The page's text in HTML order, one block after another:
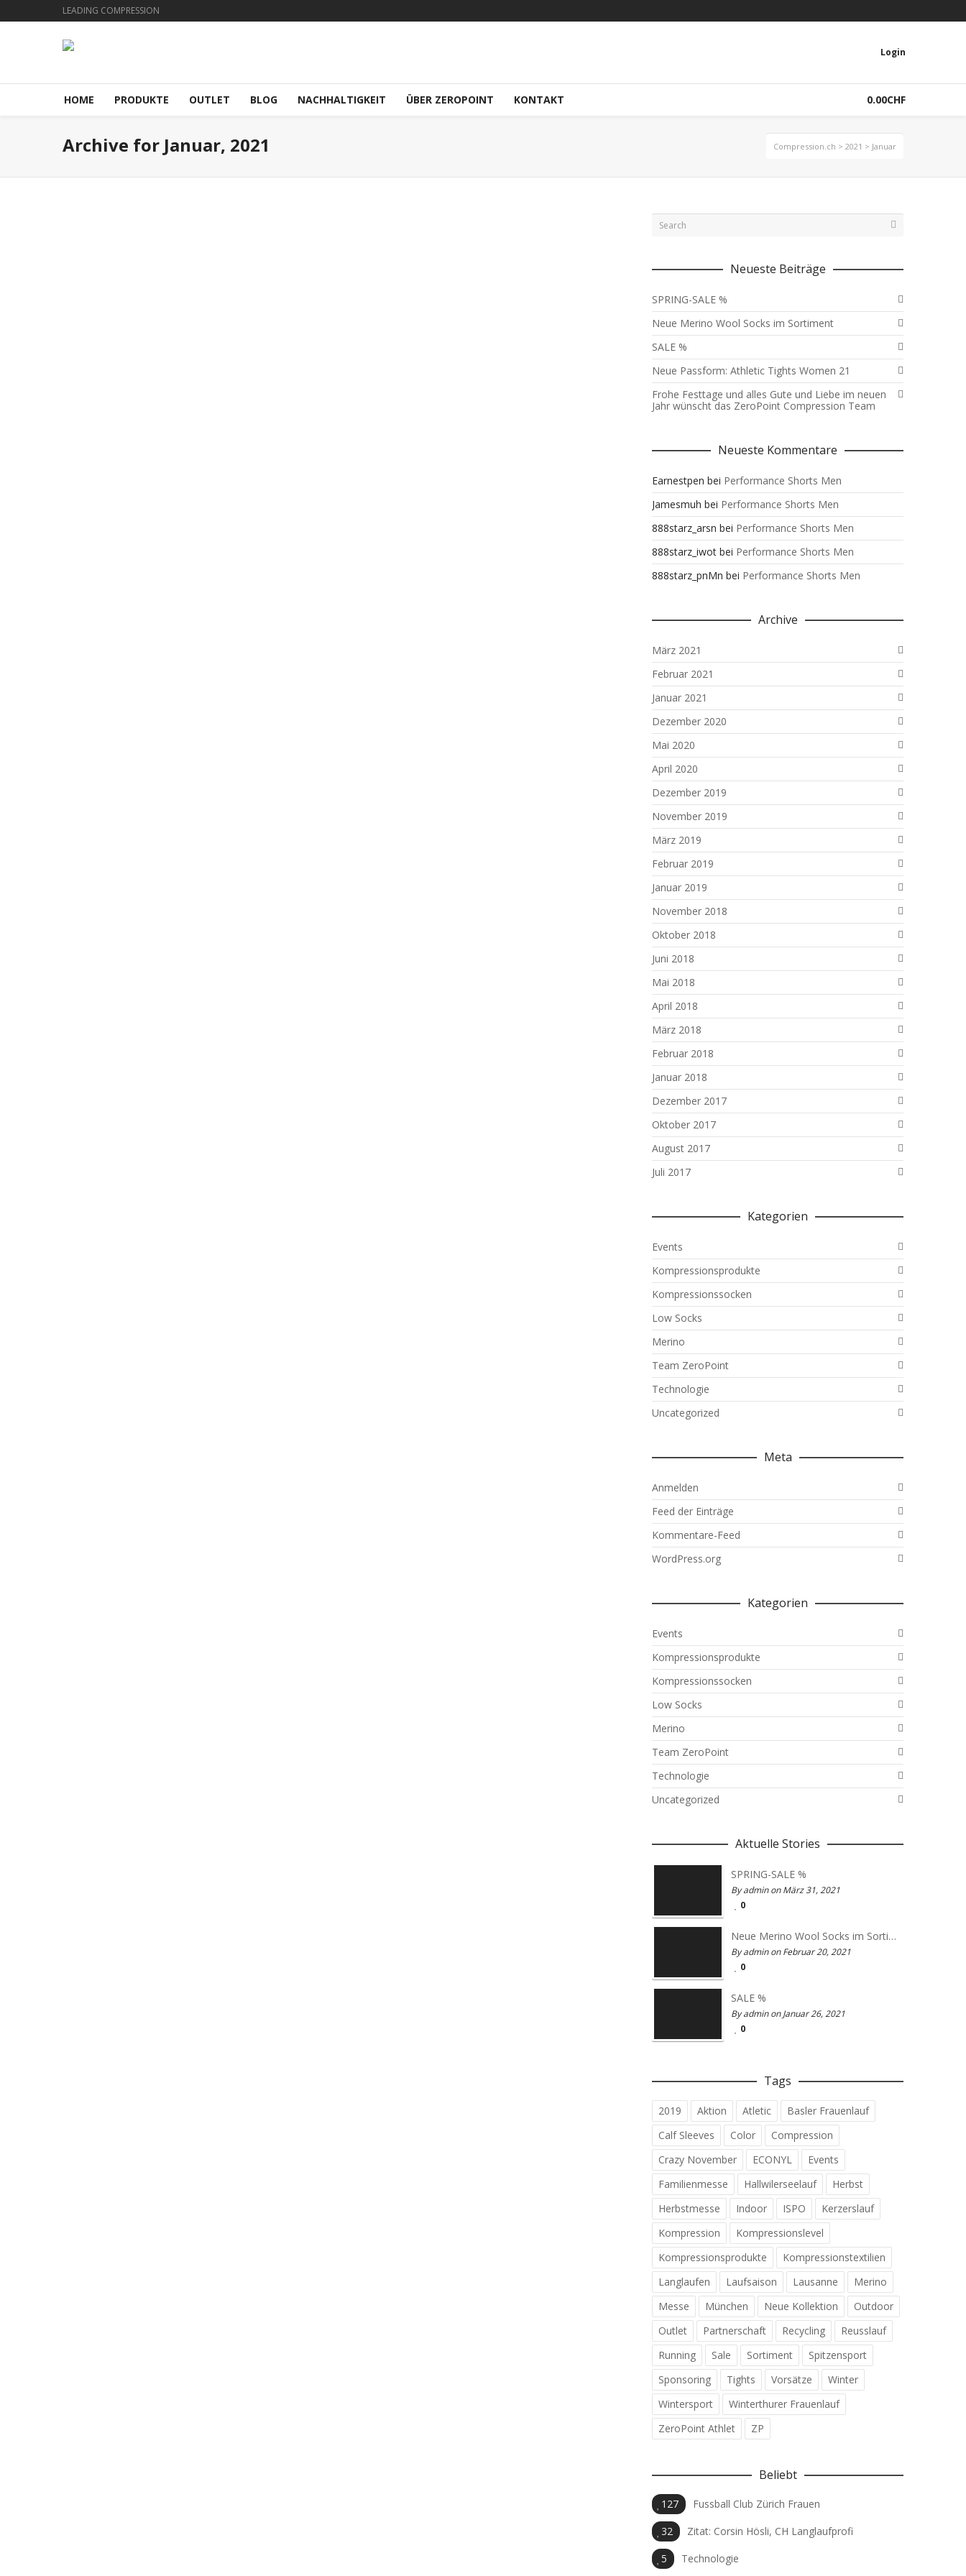
LEADING COMPRESSION
Login
HOME PRODUKTE OUTLET BLOG NACHHALTIGKEIT ÜBER ZEROPOINT KONTAKT 0.00CHF
Archive for Januar, 2021 Compression.ch > 2021 > Januar
Neueste Beiträge
SPRING-SALE %
Neue Merino Wool Socks im Sortiment
SALE %
Neue Passform: Athletic Tights Women 21
Frohe Festtage und alles Gute und Liebe im neuen
Jahr wünscht das ZeroPoint Compression Team
Neueste Kommentare
Earnestpen bei Performance Shorts Men
Jamesmuh bei Performance Shorts Men
888starz_arsn bei Performance Shorts Men
888starz_iwot bei Performance Shorts Men
888starz_pnMn bei Performance Shorts Men
Archive
März 2021
Februar 2021
Januar 2021
Dezember 2020
Mai 2020
April 2020
Dezember 2019
November 2019
März 2019
Februar 2019
Januar 2019
November 2018
Oktober 2018
Juni 2018
Mai 2018
April 2018
März 2018
Februar 2018
Januar 2018
Dezember 2017
Oktober 2017
August 2017
Juli 2017
Kategorien
Events
Kompressionsprodukte
Kompressionssocken
Low Socks
Merino
Team ZeroPoint
Technologie
Uncategorized
Meta
Anmelden
Feed der Einträge
Kommentare-Feed
WordPress.org
Kategorien
Events
Kompressionsprodukte
Kompressionssocken
Low Socks
Merino
Team ZeroPoint
Technologie
Uncategorized
Aktuelle Stories
SPRING-SALE %
By admin on März 31, 2021
0
Neue Merino Wool Socks im Sortiment
By admin on Februar 20, 2021
0
SALE %
By admin on Januar 26, 2021
0
Tags
2019 Aktion Atletic
Basler Frauenlauf
Calf Sleeves
Color
Compression
Crazy November
ECONYL
Events
Familienmesse
Hallwilerseelauf
Herbst
Herbstmesse
Indoor ISPO
Kerzerslauf
Kompression
Kompressionslevel
Kompressionsprodukte
Kompressionstextilien
Langlaufen
Laufsaison Lausanne
Merino
Messe
München Neue Kollektion
Outdoor
Outlet
Partnerschaft Recycling
Reusslauf
Running
Sale Sortiment
Spitzensport
Sponsoring
Tights Vorsätze
Winter
Wintersport
Winterthurer Frauenlauf
ZeroPoint Athlet
ZP
Beliebt
127
Fussball Club Zürich Frauen
32
Zitat: Corsin Hösli, CH Langlaufprofi
5
Technologie